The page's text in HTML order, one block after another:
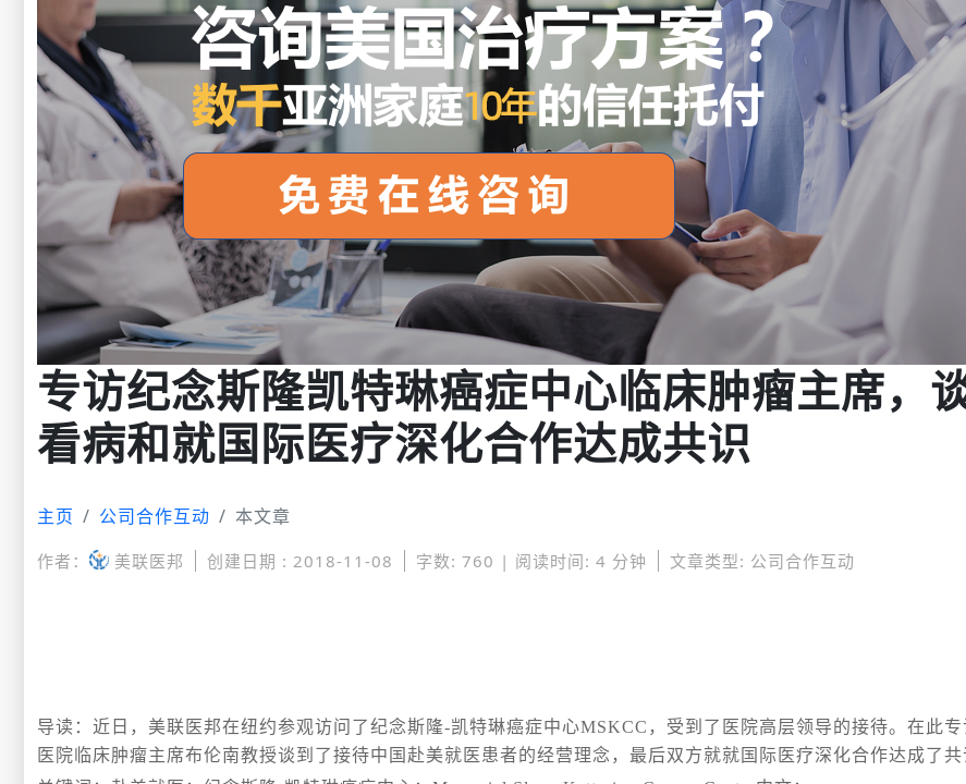
专访纪念斯隆凯特琳癌症中心临床肿瘤主席，
看病和就国际医疗深化合作达成共识
主页 公司合作互动 本文章
作者： 美联医邦 创建日期 : 2018-11-08 字数: 760 | 阅读时间: 4 分钟 文章类型: 公司合作互动
导读：近日，美联医邦在纽约参观访问了纪念斯隆-凯特琳癌症中心MSKCC，受到了医院高层领导的接待。在此专
医院临床肿瘤主席布伦南教授谈到了接待中国赴美就医患者的经营理念，最后双方就就国际医疗深化合作达成了共